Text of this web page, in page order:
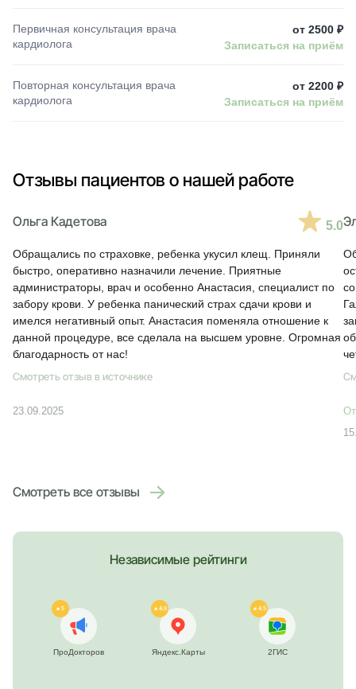
Первичная консультация врача
кардиолога
от 2500 ₽
Записаться на приём
Повторная консультация врача
кардиолога
от 2200 ₽
Записаться на приём
Отзывы пациентов о нашей работе
Ольга Кадетова 5.0
Обращались по страховке, ребенка укусил клещ. Приняли
быстро, оперативно назначили лечение. Приятные
администраторы, врач и особенно Анастасия, специалист по
забору крови. У ребенка панический страх сдачи крови и
имелся негативный опыт. Анастасия поменяла отношение к
данной процедуре, все сделала на высшем уровне. Огромная
благодарность от нас!
Смотреть отзыв в источнике
23.09.2025
Смотреть все отзывы
Независимые рейтинги
5
ПроДокторов
4.8
Яндекс.Карты
4.5
2ГИС